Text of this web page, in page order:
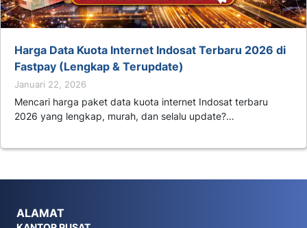
Harga Data Kuota Internet Indosat Terbaru 2026 di
Fastpay (Lengkap & Terupdate)
Januari 22, 2026
Mencari harga paket data kuota internet Indosat terbaru
2026 yang lengkap, murah, dan selalu update?…
ALAMAT